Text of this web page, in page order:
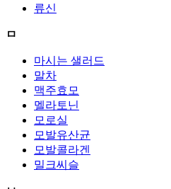
류신
ㅁ
마시는 샐러드
말차
맥주효모
멜라토닌
모로실
모발유산균
모발콜라겐
밀크씨슬